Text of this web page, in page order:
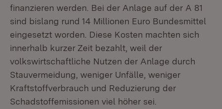
finanzieren werden. Bei der Anlage auf der A 81
sind bislang rund 14 Millionen Euro Bundesmittel
eingesetzt worden. Diese Kosten machten sich
innerhalb kurzer Zeit bezahlt, weil der
volkswirtschaftliche Nutzen der Anlage durch
Stauvermeidung, weniger Unfälle, weniger
Kraftstoffverbrauch und Reduzierung der
Schadstoffemissionen viel höher sei.